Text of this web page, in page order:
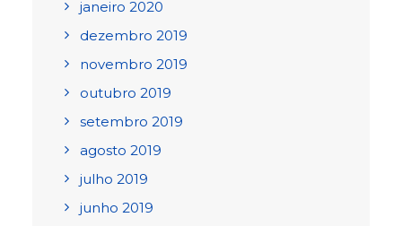
janeiro 2020
dezembro 2019
novembro 2019
outubro 2019
setembro 2019
agosto 2019
julho 2019
junho 2019